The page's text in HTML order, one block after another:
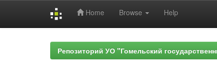
Home Browse Help
Репозиторий УО "Гомельский